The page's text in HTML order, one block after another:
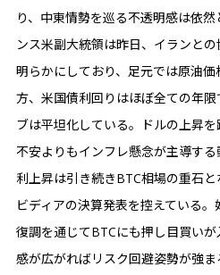
り、中東情勢を巡る不透明感は依
ンス米副大統領は昨日、イランと
明らかにしており、足元では原油
方、米国債利回りはほぼ全ての年
ブは平坦化している。ドルの上昇
不安よりもインフレ懸念が主導す
利上昇は引き続きBTC相場の重石
ビディアの決算発表を控えている
復調を通じてBTCにも押し目買い
感が広がればリスク回避姿勢が強